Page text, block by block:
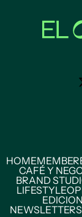
HOMEMEMBER
CAFÉ Y
BRAND
LIFESTYLE
NEWSLETTERS